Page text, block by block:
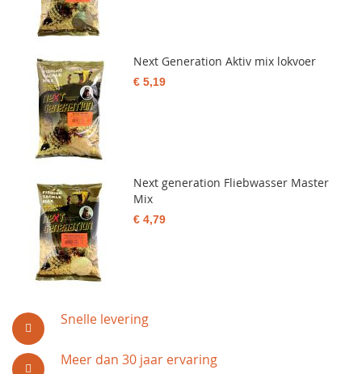
Snelle levering
Meer dan 30 jaar ervaring
Next Generation Aktiv mix lokvoer
€ 5,19
Next generation Fliebwasser Master
Mix
€ 4,79